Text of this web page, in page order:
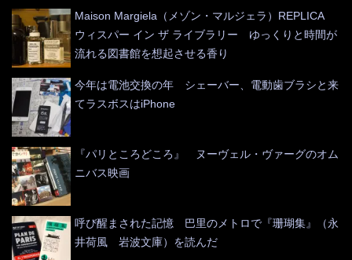
Maison Margiela（メゾン・マルジェラ）REPLICA
ウィスパー イン ザ ライブラリー ゆっくりと時間が
流れる図書館を想起させる香り
今年は電池交換の年 シェーバー、電動歯ブラシと来
てラスボスはiPhone
『パリところどころ』 ヌーヴェル・ヴァーグのオム
ニバス映画
呼び醒まされた記憶 巴里のメトロで『珊瑚集』（永
井荷風 岩波文庫）を読んだ